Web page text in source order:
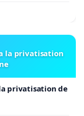
a la privatisation
la privatisation de